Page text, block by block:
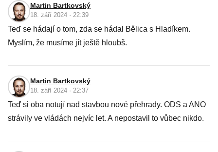
Martin Bartkovský
18. září 2024 · 22:39
Teď se hádají o tom, zda se hádal Bělica s Hladíkem.
Myslím, že musíme jít ještě hloubš.
Martin Bartkovský
18. září 2024 · 22:37
Teď si oba notují nad stavbou nové přehrady. ODS a ANO
strávily ve vládách nejvíc let. A nepostavil to vůbec nikdo.